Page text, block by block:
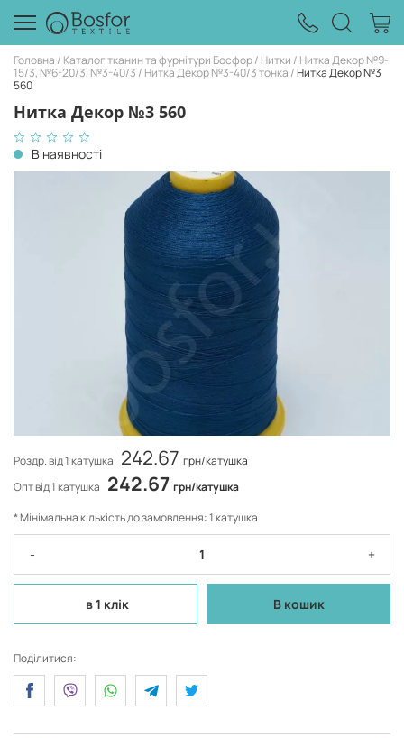
Головна Каталог тканин та фурнітури Босфор Нитки
Нитка Декор №9-
15/3, №6-20/3, №3-40/3
Нитка Декор №3-40/3 тонка Нитка Декор №3
560
Нитка Декор №3 560
В наявності
Роздр. від 1 катушка 242.67 грн/катушка
Опт від 1 катушка 242.67 грн/катушка
* Мінімальна кількість до замовлення: 1 катушка
- +
в 1 клік В кошик
Поділитися: